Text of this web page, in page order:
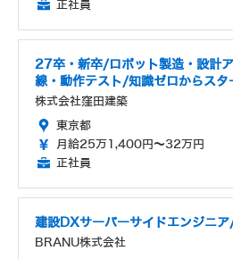
正社員
27卒・新卒/ロボット製造・設計
線・動作テスト/知識ゼロからスタ
株式会社窪田建築
東京都
月給25万1,400円～32万円
正社員
建設DXサーバーサイドエンジニ
BRANU株式会社